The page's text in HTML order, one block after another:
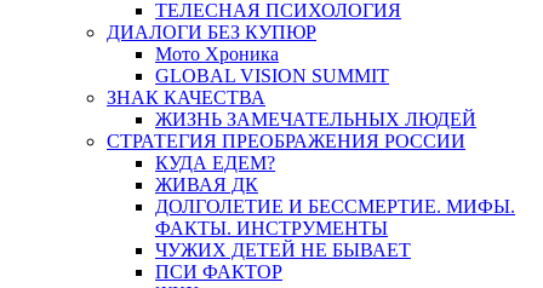
ТЕЛЕСНАЯ ПСИХОЛОГИЯ
ДИАЛОГИ БЕЗ КУПЮР
Мото Хроника
GLOBAL VISION SUMMIT
ЗНАК КАЧЕСТВА
ЖИЗНЬ ЗАМЕЧАТЕЛЬНЫХ ЛЮДЕЙ
СТРАТЕГИЯ ПРЕОБРАЖЕНИЯ РОССИИ
КУДА ЕДЕМ?
ЖИВАЯ ДК
ДОЛГОЛЕТИЕ И БЕССМЕРТИЕ. МИФЫ.
ФАКТЫ. ИНСТРУМЕНТЫ
ЧУЖИХ ДЕТЕЙ НЕ БЫВАЕТ
ПСИ ФАКТОР